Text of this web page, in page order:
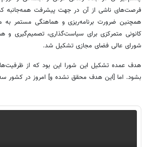
فرصت‌های ناشی از آن در جهت پیشرفت همه‌جانبه
همچنین ضرورت برنامه‌ریزی و هماهنگی مستمر به
کانونی متمرکزی برای سیاست‌گذاری، تصمیم‌گیری و
شورای عالی فضای مجازی تشکیل شد.
هدف عمده تشکیل این شورا این بود که از
بشود. اما [این هدف محقق نشده و] امروز در کشور